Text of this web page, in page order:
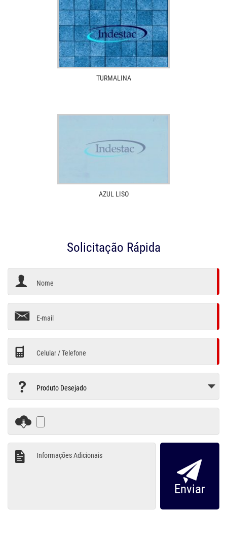
TURMALINA
AZUL LISO
Solicitação Rápida